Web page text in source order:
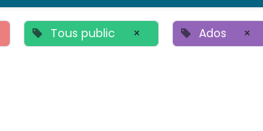
Tous public × Ados ×